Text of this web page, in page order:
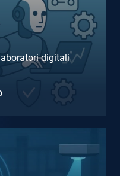
digitali